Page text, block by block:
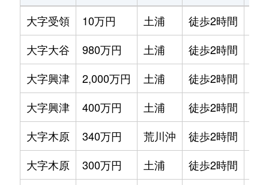
大字受領
10万円 土浦 徒歩2時間
大字大谷
980万円 土浦 徒歩2時間
大字興津
2,000万円 土浦 徒歩2時間
大字興津
400万円 土浦 徒歩2時間
大字木原
340万円 荒川沖 徒歩2時間
大字木原
300万円 土浦 徒歩2時間